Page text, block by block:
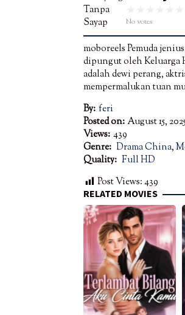
No votes
moboreels Pemuda
dipungut oleh Keluarga
adalah dewi perang,
mempermalukan tuan
By: feri
Posted on: August 15,
Views: 439
Genre: Drama China,
Quality: Full HD
Post Views:439
RELATED MOVIES